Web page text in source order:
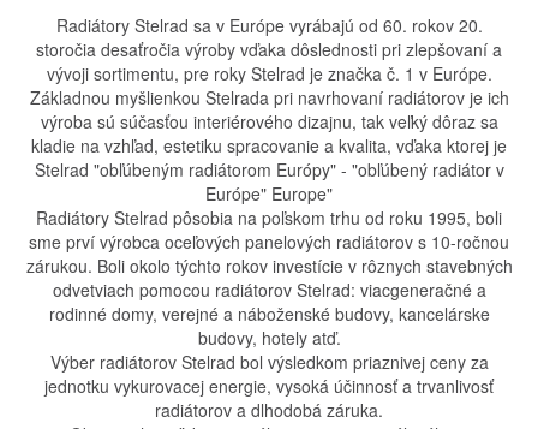
Radiátory Stelrad sa v Európe vyrábajú od 60. rokov 20.
storočia desaťročia výroby vďaka dôslednosti pri zlepšovaní a
vývoji sortimentu, pre roky Stelrad je značka č. 1 v Európe.
Základnou myšlienkou Stelrada pri navrhovaní radiátorov je ich
výroba sú súčasťou interiérového dizajnu, tak veľký dôraz sa
kladie na vzhľad, estetiku spracovanie a kvalita, vďaka ktorej je
Stelrad "obľúbeným radiátorom Európy" - "obľúbený radiátor v
Európe" Europe"
Radiátory Stelrad pôsobia na poľskom trhu od roku 1995, boli
sme prví výrobca oceľových panelových radiátorov s 10-ročnou
zárukou. Boli okolo týchto rokov investície v rôznych stavebných
odvetviach pomocou radiátorov Stelrad: viacgeneračné a
rodinné domy, verejné a náboženské budovy, kancelárske
budovy, hotely atď.
Výber radiátorov Stelrad bol výsledkom priaznivej ceny za
jednotku vykurovacej energie, vysoká účinnosť a trvanlivosť
radiátorov a dlhodobá záruka.